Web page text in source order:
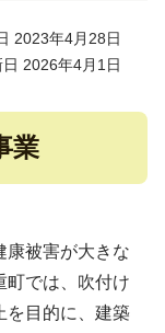
2023年4月28日
日 2026年4月1日
業
康被害が大きな
町では、吹付け
を目的に、建築